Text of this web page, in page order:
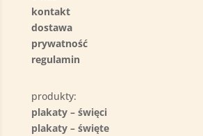
kontakt
dostawa
prywatność
regulamin
produkty:
plakaty – święci
plakaty – święte